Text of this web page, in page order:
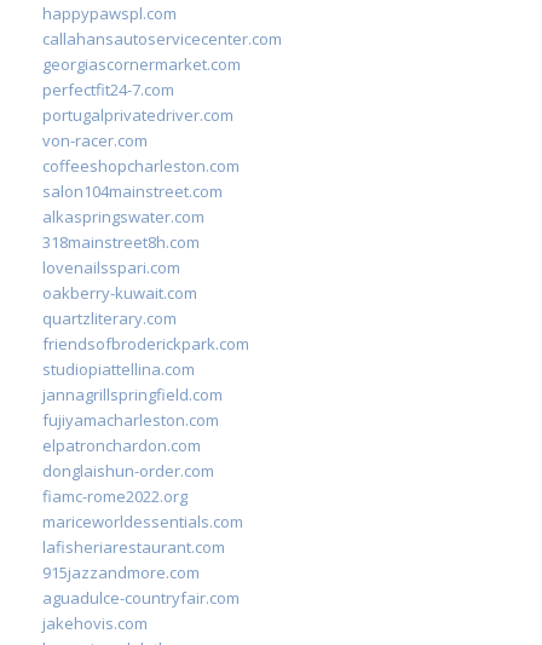
happypawspl.com
callahansautoservicecenter.com
georgiascornermarket.com
perfectfit24-7.com
portugalprivatedriver.com
von-racer.com
coffeeshopcharleston.com
salon104mainstreet.com
alkaspringswater.com
318mainstreet8h.com
lovenailsspari.com
oakberry-kuwait.com
quartzliterary.com
friendsofbroderickpark.com
studiopiattellina.com
jannagrillspringfield.com
fujiyamacharleston.com
elpatronchardon.com
donglaishun-order.com
fiamc-rome2022.org
mariceworldessentials.com
lafisheriarestaurant.com
915jazzandmore.com
aguadulce-countryfair.com
jakehovis.com